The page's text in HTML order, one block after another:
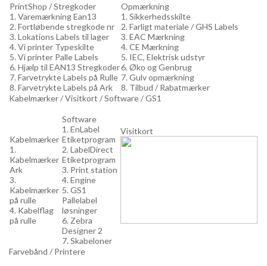
PrintShop / Stregkoder
1. Varemærkning Ean13
2. Fortløbende stregkode nr
3. Lokations Labels til lager
4. Vi printer Typeskilte
5. Vi printer Palle Labels
6. Hjælp til EAN13 Stregkoder
7. Farvetrykte Labels på Rulle
8. Farvetrykte Labels på Ark
Opmærkning
1. Sikkerhedsskilte
2. Farligt materiale / GHS Labels
3. EAC Mærkning
4. CE Mærkning
5. IEC, Elektrisk udstyr
6. Øko og Genbrug
7. Gulv opmærkning
8. Tilbud / Rabatmærker
Kabelmærker / Visitkort / Software / GS1
Kabelmærker
1.
Kabelmærker
Ark
3.
Kabelmærker
på rulle
4. Kabelflag
på rulle
Software
1. EnLabel
Etiketprogram
2. LabelDirect
Etiketprogram
3. Print station
4. Engine
5. GS1
Pallelabel
løsninger
6. Zebra
Designer 2
7. Skabeloner
Visitkort
Farvebånd / Printere